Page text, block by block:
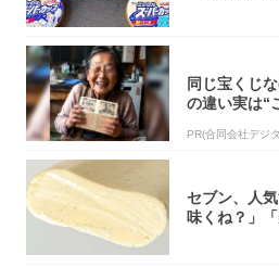
同じ宝くじ
の違い実は“
PR(合同会社デジ
セブン、人
味くね？」